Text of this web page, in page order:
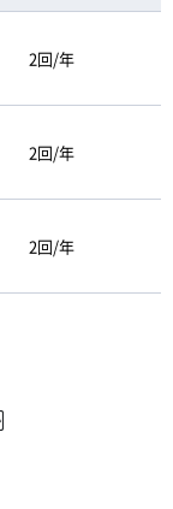
2回/年
2回/年
2回/年